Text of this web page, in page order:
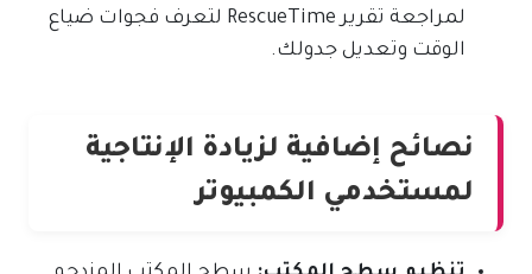
لمراجعة تقرير RescueTime لتعرف فجوات ضياع
الوقت وتعديل جدولك.
نصائح إضافية لزيادة الإنتاجية
لمستخدمي الكمبيوتر